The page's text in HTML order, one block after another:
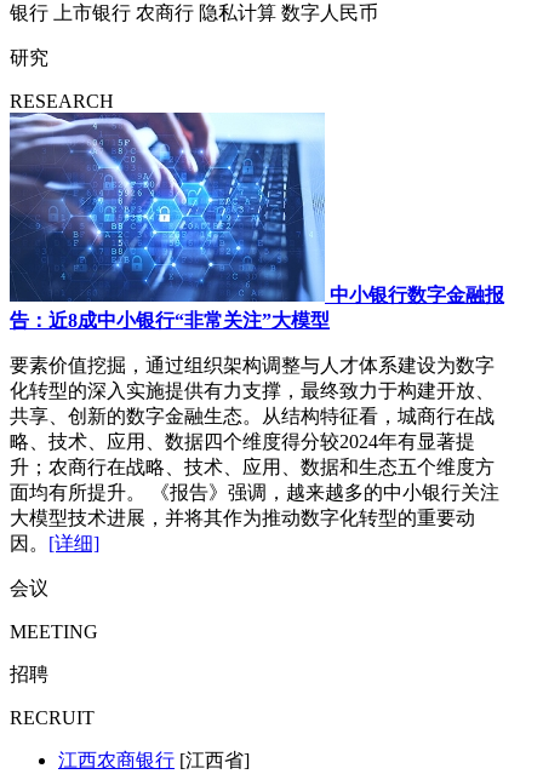
银行
上市银行 农商行 隐私计算 数字人民币
研究
RESEARCH
中小银行数字金融报
告：近8成中小银行“非常关注”大模型
要素价值挖掘，通过组织架构调整与人才体系建设为数字
化转型的深入实施提供有力支撑，最终致力于构建开放、
共享、创新的数字金融生态。从结构特征看，城商行在战
略、技术、应用、数据四个维度得分较2024年有显著提
升；农商行在战略、技术、应用、数据和生态五个维度方
面均有所提升。 《报告》强调，越来越多的中小银行关注
大模型技术进展，并将其作为推动数字化转型的重要动
因。 [详细]
会议
MEETING
招聘
RECRUIT
江西农商银行 [江西省]